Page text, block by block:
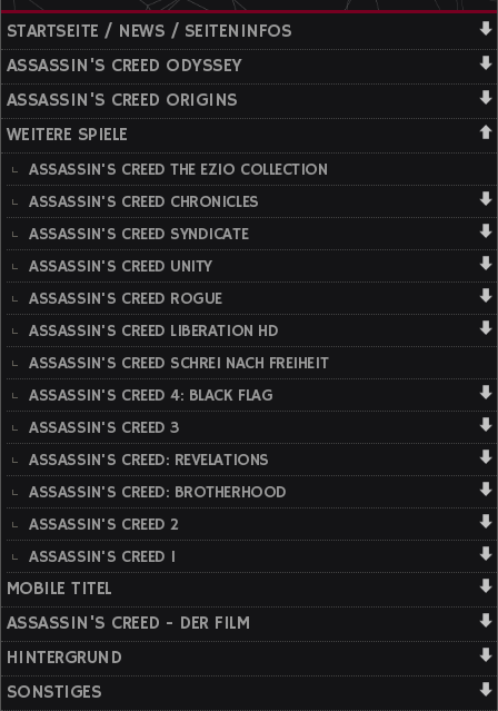
STARTSEITE / NEWS / SEITENINFOS
ASSASSIN'S CREED ODYSSEY
ASSASSIN'S CREED ORIGINS
WEITERE SPIELE
ASSASSIN'S CREED THE EZIO COLLECTION
ASSASSIN'S CREED CHRONICLES
ASSASSIN'S CREED SYNDICATE
ASSASSIN'S CREED UNITY
ASSASSIN'S CREED ROGUE
ASSASSIN'S CREED LIBERATION HD
ASSASSIN'S CREED SCHREI NACH FREIHEIT
ASSASSIN'S CREED 4: BLACK FLAG
ASSASSIN'S CREED 3
ASSASSIN'S CREED: REVELATIONS
ASSASSIN'S CREED: BROTHERHOOD
ASSASSIN'S CREED 2
ASSASSIN'S CREED 1
MOBILE TITEL
ASSASSIN'S CREED - DER FILM
HINTERGRUND
SONSTIGES